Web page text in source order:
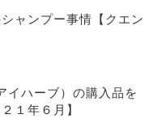
ャンプー事情【クエン
イハーブ）の購入品を
１年６月】